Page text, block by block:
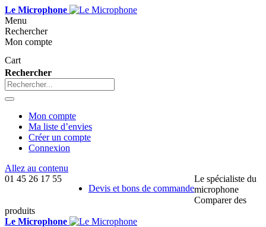
Le Microphone
Menu
Rechercher
Mon compte
Cart
Rechercher
Mon compte
Ma liste d’envies
Créer un compte
Connexion
Allez au contenu
01 45 26 17 55
Devis et bons de commande
Le spécialiste du
microphone
Comparer des
produits
Le Microphone